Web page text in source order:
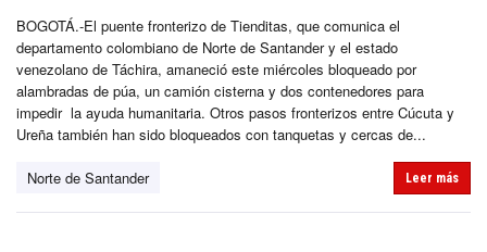
BOGOTÁ.-El puente fronterizo de Tienditas, que comunica el
departamento colombiano de Norte de Santander y el estado
venezolano de Táchira, amaneció este miércoles bloqueado por
alambradas de púa, un camión cisterna y dos contenedores para
impedir la ayuda humanitaria. Otros pasos fronterizos entre Cúcuta y
Ureña también han sido bloqueados con tanquetas y cercas de...
Norte de Santander Leer más